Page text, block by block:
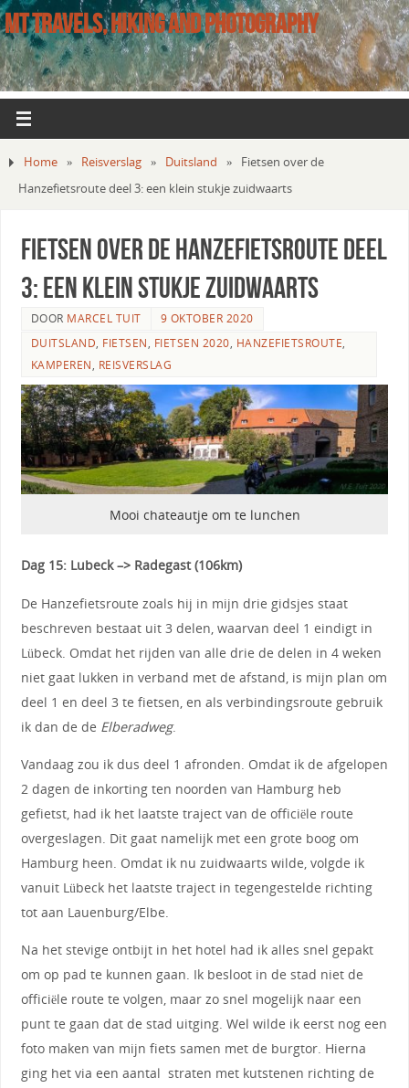
MT TRAVELS, HIKING AND PHOTOGRAPHY
Home » Reisverslag » Duitsland »
Fietsen over de
Hanzefietsroute deel 3: een klein stukje zuidwaarts
Fietsen over de Hanzefietsroute deel
3: een klein stukje zuidwaarts
DOOR MARCEL TUIT
9 OKTOBER 2020
DUITSLAND, FIETSEN, FIETSEN 2020, HANZEFIETSROUTE,
KAMPEREN, REISVERSLAG
Mooi chateautje om te lunchen
Dag 15: Lubeck –> Radegast (106km)
De Hanzefietsroute zoals hij in mijn drie gidsjes staat
beschreven bestaat uit 3 delen, waarvan deel 1 eindigt in
Lübeck. Omdat het rijden van alle drie de delen in 4 weken
niet gaat lukken in verband met de afstand, is mijn plan om
deel 1 en deel 3 te fietsen, en als verbindingsroute gebruik
ik dan de de Elberadweg.
Vandaag zou ik dus deel 1 afronden. Omdat ik de afgelopen
2 dagen de inkorting ten noorden van Hamburg heb
gefietst, had ik het laatste traject van de officiële route
overgeslagen. Dit gaat namelijk met een grote boog om
Hamburg heen. Omdat ik nu zuidwaarts wilde, volgde ik
vanuit Lübeck het laatste traject in tegengestelde richting
tot aan Lauenburg/Elbe.
Na het stevige ontbijt in het hotel had ik alles snel gepakt
om op pad te kunnen gaan. Ik besloot in de stad niet de
officiële route te volgen, maar zo snel mogelijk naar een
punt te gaan dat de stad uitging. Wel wilde ik eerst nog een
foto maken van mijn fiets samen met de burgtor. Hierna
ging het via een aantal straten met kutstenen richting de